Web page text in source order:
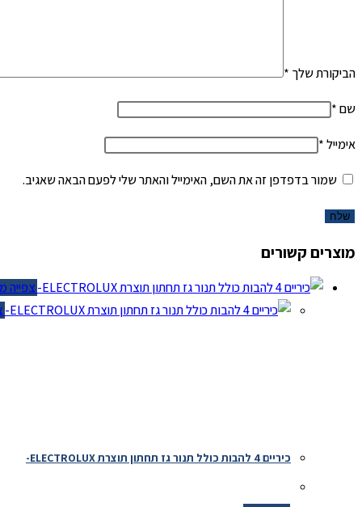
הביקורת שלך*
שם*
אימייל*
שמור בדפדפן זה את השם, האימייל והאתר שלי לפעם הבאה שאגיב.
מוצרים קשורים
צפייה
כיריים 4 להבות כולל תנור גז תחתון תוצרת ELECTROLUX-